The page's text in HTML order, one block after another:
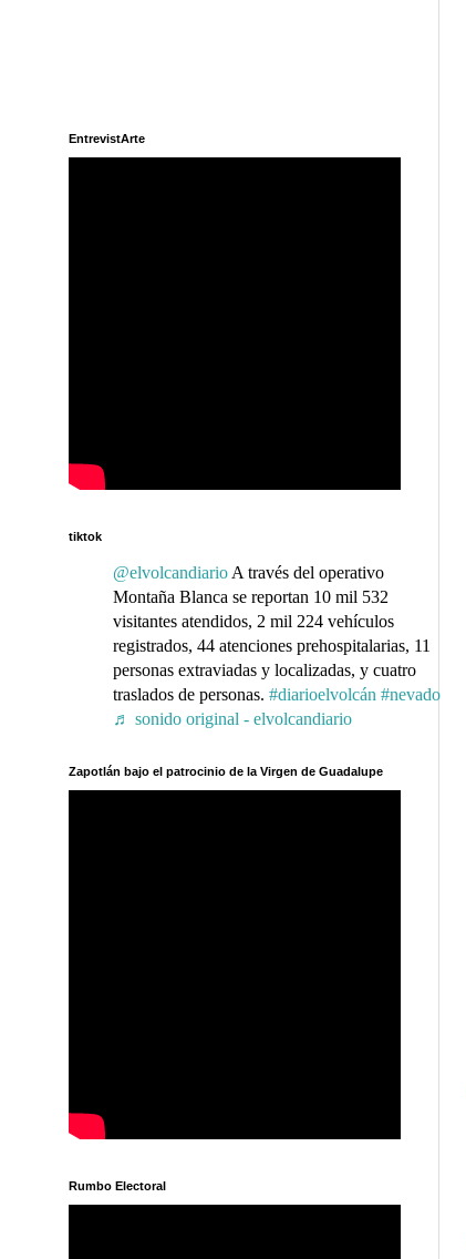
EntrevistArte
tiktok
@elvolcandiario A través del operativo
Montaña Blanca se reportan 10 mil 532
visitantes atendidos, 2 mil 224 vehículos
registrados, 44 atenciones prehospitalarias, 11
personas extraviadas y localizadas, y cuatro
traslados de personas. #diarioelvolcán #nevado
♬ sonido original - elvolcandiario
Zapotlán bajo el patrocinio de la Virgen de Guadalupe
Rumbo Electoral